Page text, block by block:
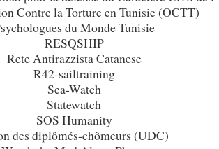
Contre la Torture en Tunisie (OCTT)
du Monde Tunisie
RESQSHIP
Rete Antirazzista Catanese
R42-sailtraining
Sea-Watch
Statewatch
SOS Humanity
des diplômés-chômeurs (UDC)